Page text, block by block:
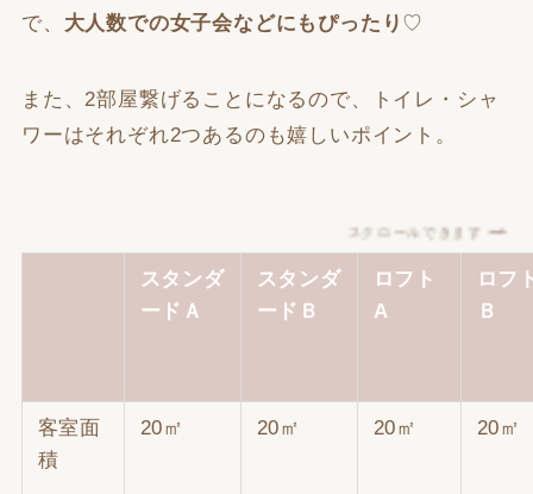
で、 大人数での女子会などにもぴったり ♡
また、2部屋繋げることになるので、トイレ・シャ
ワーはそれぞれ2つあるのも嬉しいポイント。
スクロールできます
スタンダ
ードＡ
スタンダ
ードＢ
ロフト
A
ロフ
Ｂ
客室面
積
20㎡ 20㎡ 20㎡ 20㎡